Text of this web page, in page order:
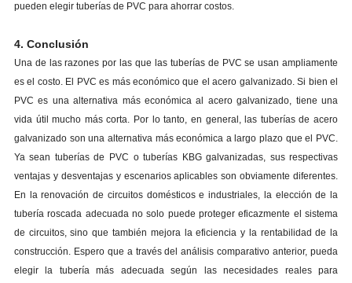
pueden elegir tuberías de PVC para ahorrar costos.
4. Conclusión
Una de las razones por las que las tuberías de PVC se usan ampliamente
es el costo. El PVC es más económico que el acero galvanizado. Si bien el
PVC es una alternativa más económica al acero galvanizado, tiene una
vida útil mucho más corta. Por lo tanto, en general, las tuberías de acero
galvanizado son una alternativa más económica a largo plazo que el PVC.
Ya sean tuberías de PVC o tuberías KBG galvanizadas, sus respectivas
ventajas y desventajas y escenarios aplicables son obviamente diferentes.
En la renovación de circuitos domésticos e industriales, la elección de la
tubería roscada adecuada no solo puede proteger eficazmente el sistema
de circuitos, sino que también mejora la eficiencia y la rentabilidad de la
construcción. Espero que a través del análisis comparativo anterior, pueda
elegir la tubería más adecuada según las necesidades reales para